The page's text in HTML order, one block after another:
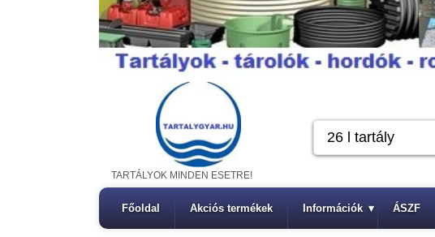
TARTÁLYOK MINDEN ESETRE!
Főoldal Akciós termékek Információk ▾ ÁSZF